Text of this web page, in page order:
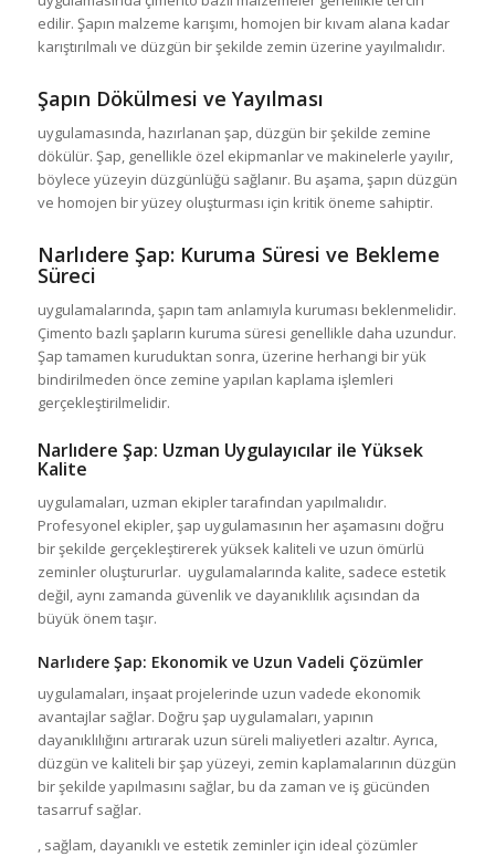
edilir. Şapın malzeme karışımı, homojen bir kıvam alana kadar
karıştırılmalı ve düzgün bir şekilde zemin üzerine yayılmalıdır.
Şapın Dökülmesi ve Yayılması
uygulamasında, hazırlanan şap, düzgün bir şekilde zemine
dökülür. Şap, genellikle özel ekipmanlar ve makinelerle yayılır,
böylece yüzeyin düzgünlüğü sağlanır. Bu aşama, şapın düzgün
ve homojen bir yüzey oluşturması için kritik öneme sahiptir.
Narlıdere Şap: Kuruma Süresi ve Bekleme
Süreci
uygulamalarında, şapın tam anlamıyla kuruması beklenmelidir.
Çimento bazlı şapların kuruma süresi genellikle daha uzundur.
Şap tamamen kuruduktan sonra, üzerine herhangi bir yük
bindirilmeden önce zemine yapılan kaplama işlemleri
gerçekleştirilmelidir.
Narlıdere Şap: Uzman Uygulayıcılar ile Yüksek
Kalite
uygulamaları, uzman ekipler tarafından yapılmalıdır.
Profesyonel ekipler, şap uygulamasının her aşamasını doğru
bir şekilde gerçekleştirerek yüksek kaliteli ve uzun ömürlü
zeminler oluştururlar. uygulamalarında kalite, sadece estetik
değil, aynı zamanda güvenlik ve dayanıklılık açısından da
büyük önem taşır.
Narlıdere Şap: Ekonomik ve Uzun Vadeli Çözümler
uygulamaları, inşaat projelerinde uzun vadede ekonomik
avantajlar sağlar. Doğru şap uygulamaları, yapının
dayanıklılığını artırarak uzun süreli maliyetleri azaltır. Ayrıca,
düzgün ve kaliteli bir şap yüzeyi, zemin kaplamalarının düzgün
bir şekilde yapılmasını sağlar, bu da zaman ve iş gücünden
tasarruf sağlar.
, sağlam, dayanıklı ve estetik zeminler için ideal çözümler